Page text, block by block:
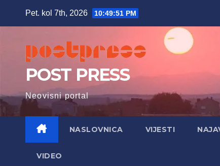
Pet. kol 7th, 2026 10:49:52 PM
POST PRESS
Neovisni portal
NASLOVNICA VIJESTI
VIDEO